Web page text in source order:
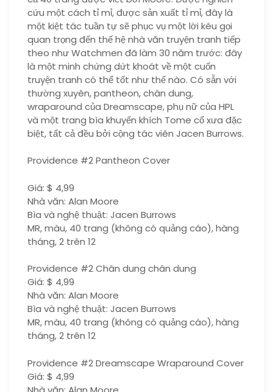
cứu một cách tỉ mỉ, được sản xuất tỉ mỉ, đây là
một kiệt tác tuần tự sẽ phục vụ một lời kêu gọi
quan trọng đến thế hệ nhà văn truyện tranh tiếp
theo như Watchmen đã làm 30 năm trước: đây
là một minh chứng dứt khoát về một cuốn
truyện tranh có thể tốt như thế nào. Có sẵn với
thường xuyên, pantheon, chân dung,
wraparound của Dreamscape, phụ nữ của HPL
và một trang bìa khuyến khích Tome cổ xưa đặc
biệt, tất cả đều bởi cộng tác viên Jacen Burrows.
Providence #2 Pantheon Cover
Giá: $ 4,99
Nhà văn: Alan Moore
Bìa và nghệ thuật: Jacen Burrows
MR, màu, 40 trang (không có quảng cáo), hàng
tháng, 2 trên 12
Providence #2 Chân dung chân dung
Giá: $ 4,99
Nhà văn: Alan Moore
Bìa và nghệ thuật: Jacen Burrows
MR, màu, 40 trang (không có quảng cáo), hàng
tháng, 2 trên 12
Providence #2 Dreamscape Wraparound Cover
Giá: $ 4,99